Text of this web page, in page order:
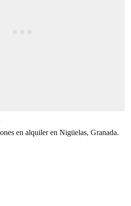
en alquiler en Nigüelas, Granada.